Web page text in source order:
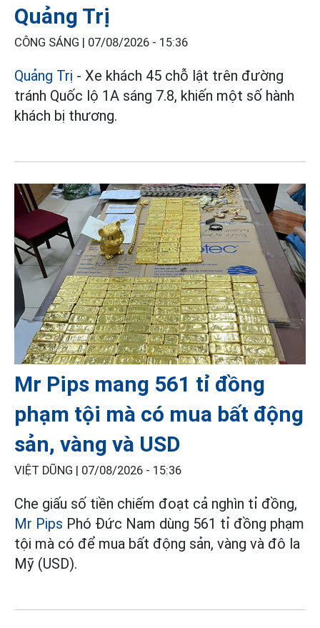
Quảng Trị
CÔNG SÁNG | 07/08/2026 - 15:36
Quảng Trị - Xe khách 45 chỗ lật trên đường
tránh Quốc lộ 1A sáng 7.8, khiến một số hành
khách bị thương.
Mr Pips mang 561 tỉ đồng
phạm tội mà có mua bất động
sản, vàng và USD
VIỆT DŨNG | 07/08/2026 - 15:36
Che giấu số tiền chiếm đoạt cả nghìn tỉ đồng,
Mr Pips Phó Đức Nam dùng 561 tỉ đồng phạm
tội mà có để mua bất động sản, vàng và đô la
Mỹ (USD).